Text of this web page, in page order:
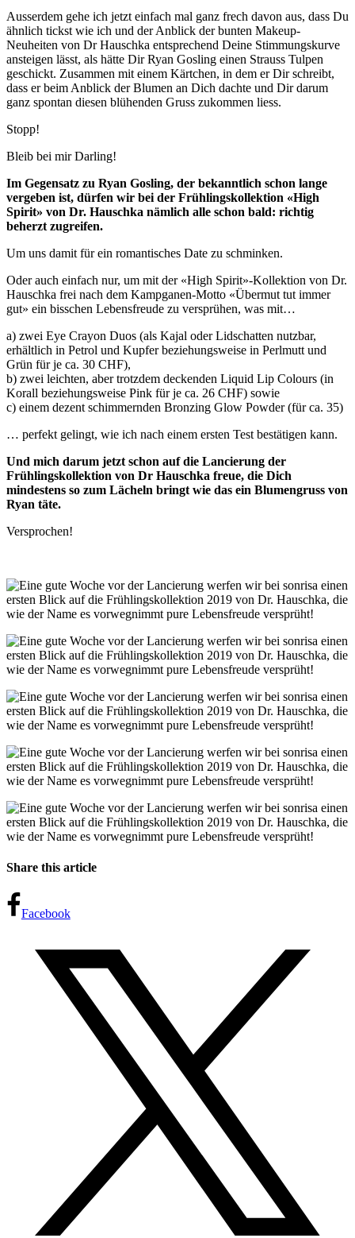
Ausserdem gehe ich jetzt einfach mal ganz frech davon aus, dass Du
ähnlich tickst wie ich und der Anblick der bunten Makeup-
Neuheiten von Dr Hauschka entsprechend Deine Stimmungskurve
ansteigen lässt, als hätte Dir Ryan Gosling einen Strauss Tulpen
geschickt. Zusammen mit einem Kärtchen, in dem er Dir schreibt,
dass er beim Anblick der Blumen an Dich dachte und Dir darum
ganz spontan diesen blühenden Gruss zukommen liess.
Stopp!
Bleib bei mir Darling!
Im Gegensatz zu Ryan Gosling, der bekanntlich schon lange
vergeben ist, dürfen wir bei der Frühlingskollektion «High
Spirit» von Dr. Hauschka nämlich alle schon bald: richtig
beherzt zugreifen.
Um uns damit für ein romantisches Date zu schminken.
Oder auch einfach nur, um mit der «High Spirit»-Kollektion von Dr.
Hauschka frei nach dem Kampganen-Motto «Übermut tut immer
gut» ein bisschen Lebensfreude zu versprühen, was mit…
a) zwei Eye Crayon Duos (als Kajal oder Lidschatten nutzbar,
erhältlich in Petrol und Kupfer beziehungsweise in Perlmutt und
Grün für je ca. 30 CHF),
b) zwei leichten, aber trotzdem deckenden Liquid Lip Colours (in
Korall beziehungsweise Pink für je ca. 26 CHF) sowie
c) einem dezent schimmernden Bronzing Glow Powder (für ca. 35)
… perfekt gelingt, wie ich nach einem ersten Test bestätigen kann.
Und mich darum jetzt schon auf die Lancierung der
Frühlingskollektion von Dr Hauschka freue, die Dich
mindestens so zum Lächeln bringt wie das ein Blumengruss von
Ryan täte.
Versprochen!
Share this article
Facebook